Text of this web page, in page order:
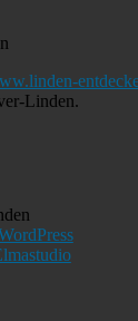
Linden.